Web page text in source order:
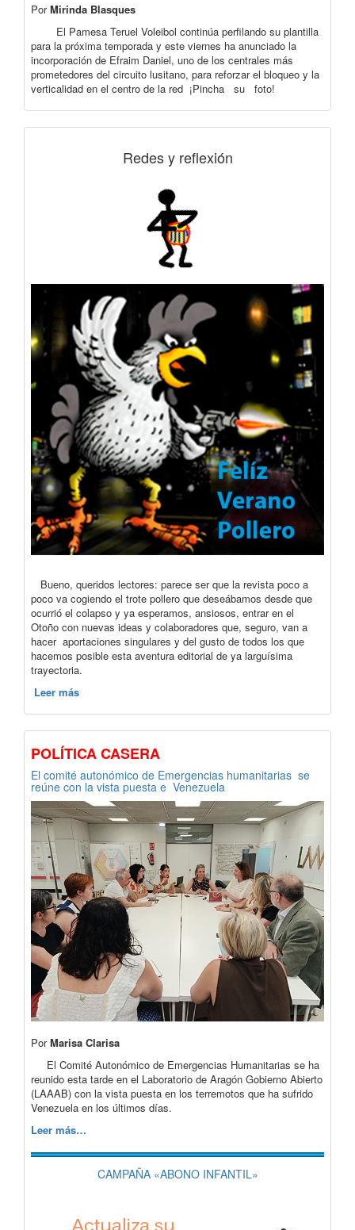
PorMirinda Blasques
El Pamesa Teruel Voleibol continúa perfilando su plantilla
para la próxima temporada y este viernes ha anunciado la
incorporación de Efraim Daniel, uno de los centrales más
prometedores del circuito lusitano, para reforzar el bloqueo y la
verticalidad en el centro de la red ¡Pincha su foto!
Redes y reflexión
Bueno, queridos lectores: parece ser que la revista poco a
poco va cogiendo el trote pollero que deseábamos desde que
ocurrió el colapso y ya esperamos, ansiosos, entrar en el
Otoño con nuevas ideas y colaboradores que, seguro, van a
hacer aportaciones singulares y del gusto de todos los que
hacemos posible esta aventura editorial de ya larguísima
trayectoria.
Leer más
POLÍTICA CASERA
El comité autonómico de Emergencias humanitarias se
reúne con la vista puesta e Venezuela
PorMarisa Clarisa
El Comité Autonómico de Emergencias Humanitarias se ha
reunido esta tarde en el Laboratorio de Aragón Gobierno Abierto
(LAAAB) con la vista puesta en los terremotos que ha sufrido
Venezuela en los últimos días.
Leer más…
CAMPAÑA «ABONO INFANTIL»